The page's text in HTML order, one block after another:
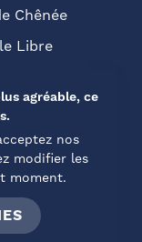
Chênée
Libre
d'Avila -
agréable, ce
nos
modifier les
moment.